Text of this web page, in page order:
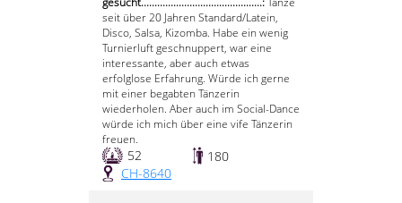
seit über 20 Jahren Standard/Latein,
Disco, Salsa, Kizomba. Habe ein wenig
Turnierluft geschnuppert, war eine
interessante, aber auch etwas
erfolglose Erfahrung. Würde ich gerne
mit einer begabten Tänzerin
wiederholen. Aber auch im Social-Dance
würde ich mich über eine vife Tänzerin
freuen.
52
180
CH-8640